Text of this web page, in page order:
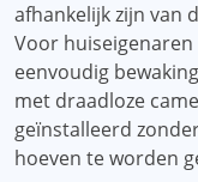
afhankelijk zijn van
Voor
eenvoudig
met draadloze
geïnstalleerd
hoeven te worden